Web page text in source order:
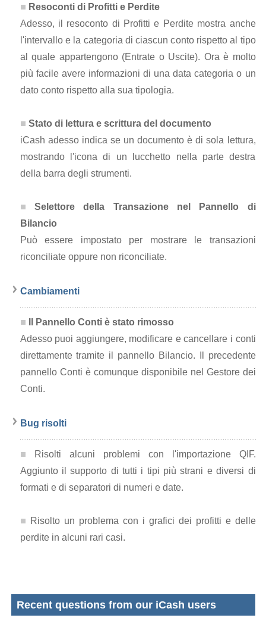
Resoconti di Profitti e Perdite
Adesso, il resoconto di Profitti e Perdite mostra anche
l'intervallo e la categoria di ciascun conto rispetto al tipo
al quale appartengono (Entrate o Uscite). Ora è molto
più facile avere informazioni di una data categoria o un
dato conto rispetto alla sua tipologia.
Stato di lettura e scrittura del documento
iCash adesso indica se un documento è di sola lettura,
mostrando l'icona di un lucchetto nella parte destra
della barra degli strumenti.
Selettore della Transazione nel Pannello di
Bilancio
Può essere impostato per mostrare le transazioni
riconciliate oppure non riconciliate.
Cambiamenti
Il Pannello Conti è stato rimosso
Adesso puoi aggiungere, modificare e cancellare i conti
direttamente tramite il pannello Bilancio. Il precedente
pannello Conti è comunque disponibile nel Gestore dei
Conti.
Bug risolti
Risolti alcuni problemi con l'importazione QIF.
Aggiunto il supporto di tutti i tipi più strani e diversi di
formati e di separatori di numeri e date.
Risolto un problema con i grafici dei profitti e delle
perdite in alcuni rari casi.
Recent questions from our iCash users